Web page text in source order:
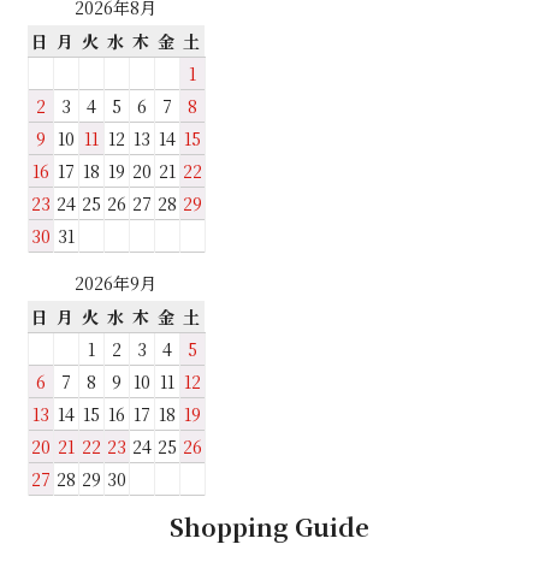
2026年8月
日 月 火 水 木 金 土
1
2
3 4 5 6 7
8
9 10 11 12 13 14 15
16 17 18 19 20 21 22
23 24 25 26 27 28 29
30 31
2026年9月
日 月 火 水 木 金 土
1
2 3 4
5
6
7 8 9 10 11 12
13 14 15 16 17 18 19
20 21 22 23 24 25 26
27 28 29 30
Shopping Guide